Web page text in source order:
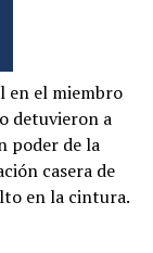
en el miembro
detuvieron a
poder de la
casera de
en la cintura.